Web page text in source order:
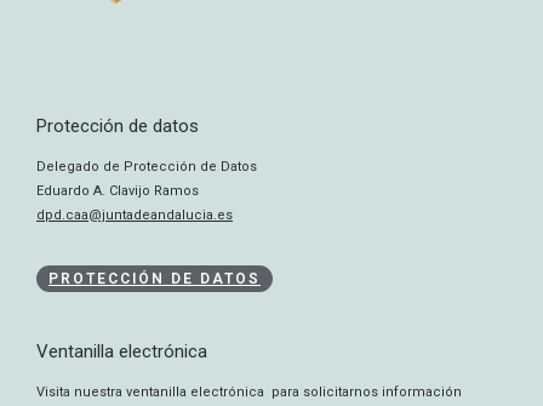
Protección de datos
Delegado de Protección de Datos
Eduardo A. Clavijo Ramos
dpd.caa@juntadeandalucia.es
PROTECCIÓN DE DATOS
Ventanilla electrónica
Visita nuestra ventanilla electrónica para solicitarnos información